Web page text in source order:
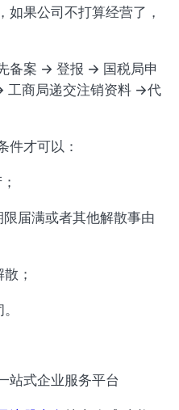
如果公司不打算经营了，
备案 → 登报 → 国税局申
工商局递交注销资料 →代
件才可以：
届满或者其他解散事由
；
站式企业服务平台